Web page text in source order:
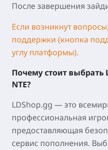
После завершения
Если возникнут
поддержки (кнопка
углу платформы).
Почему стоит выбрать
NTE?
LDShop.gg — это
профессиональная
предоставляющая
сервис пополнения.